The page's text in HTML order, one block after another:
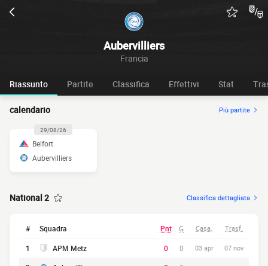
Aubervilliers
Francia
Riassunto Partite Classifica Effettivi Stat
calendario Più partite
29/08/26
Belfort
Aubervilliers
National 2 Classifica dettagliata
# Squadra Pnt G Casa. Trasf.
1 APM Metz 0 0 03 apr 07 nov